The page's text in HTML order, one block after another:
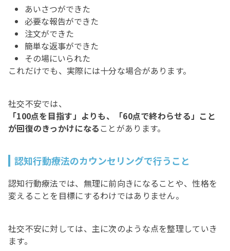
あいさつができた
必要な報告ができた
注文ができた
簡単な返事ができた
その場にいられた
これだけでも、実際には十分な場合があります。
社交不安では、
「100点を目指す」よりも、「60点で終わらせる」こと
が回復のきっかけになる ことがあります。
認知行動療法のカウンセリングで行うこと
認知行動療法では、無理に前向きになることや、性格を
変えることを目標にするわけではありません。
社交不安に対しては、主に次のような点を整理していき
ます。